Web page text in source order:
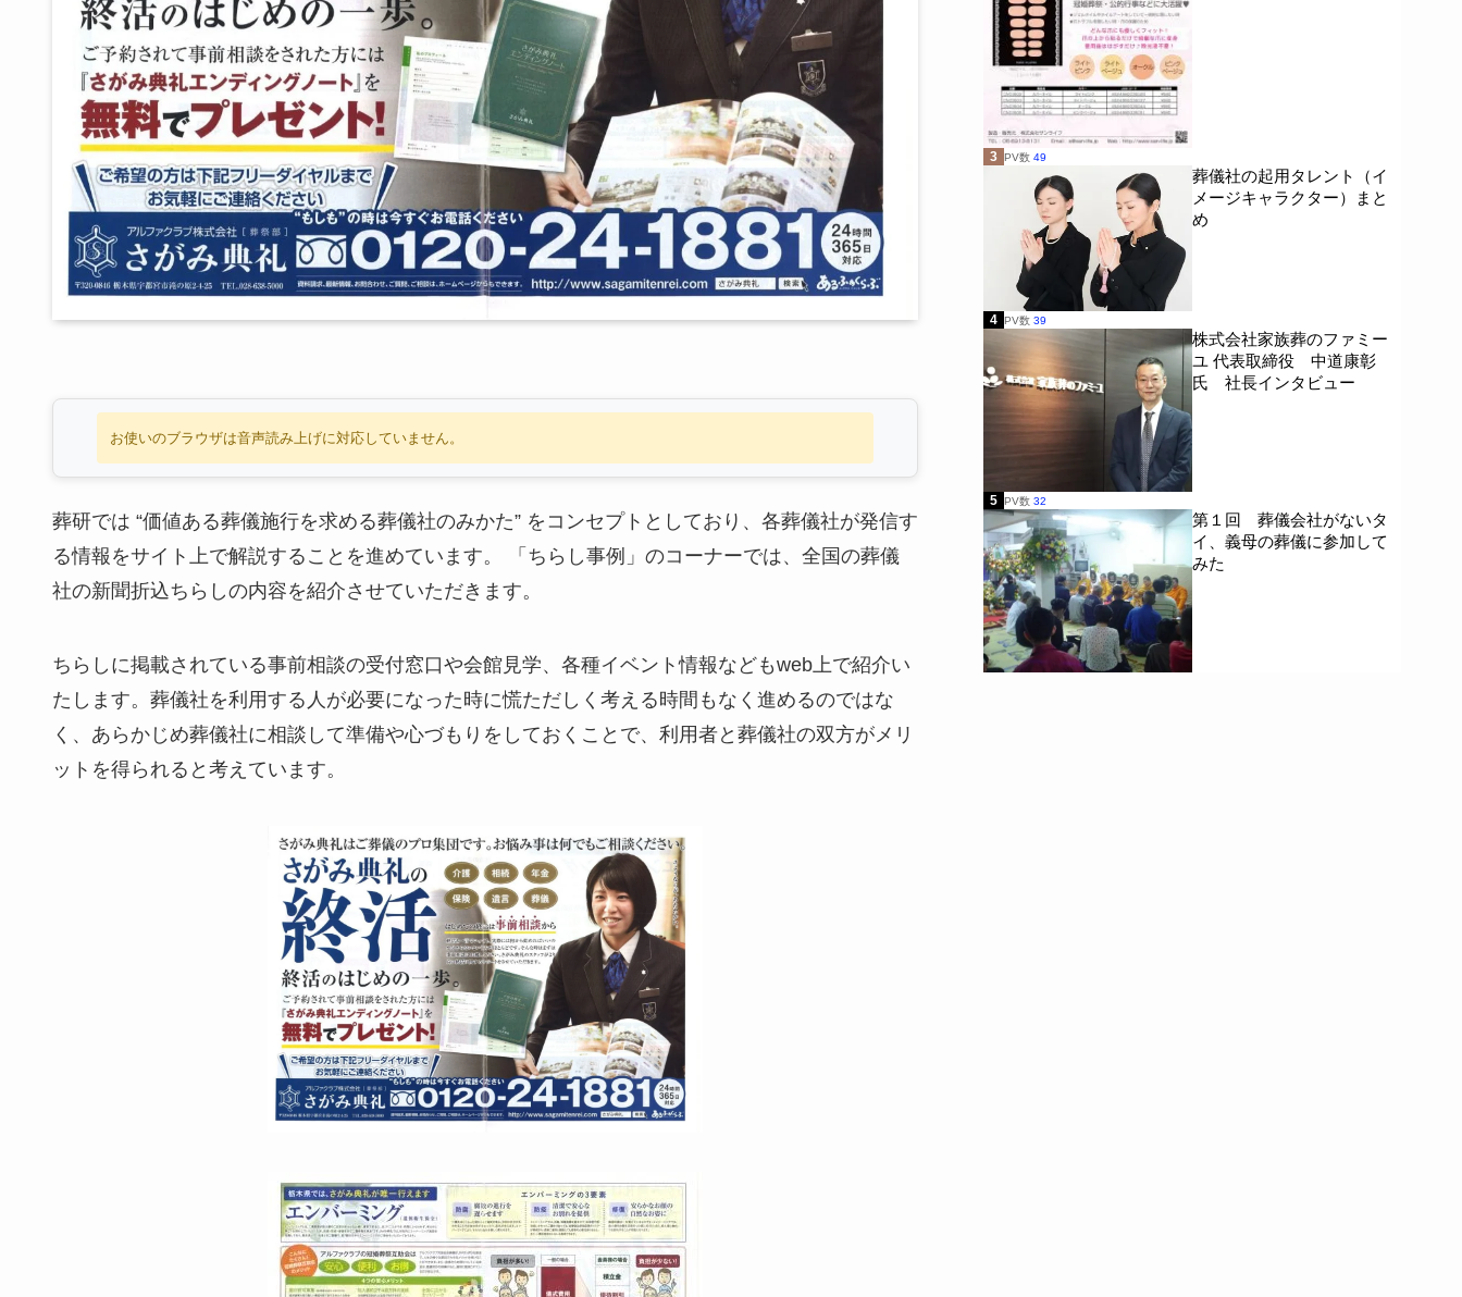
お使いのブラウザは音声読み上げに対応していません。
葬研では “価値ある葬儀施行を求める葬儀社のみかた” をコンセプトとしており、各葬儀社が発信す
る情報をサイト上で解説することを進めています。 「ちらし事例」のコーナーでは、全国の葬儀
社の新聞折込ちらしの内容を紹介させていただきます。
ちらしに掲載されている事前相談の受付窓口や会館見学、各種イベント情報などもweb上で紹介い
たします。葬儀社を利用する人が必要になった時に慌ただしく考える時間もなく進めるのではな
く、あらかじめ葬儀社に相談して準備や心づもりをしておくことで、利用者と葬儀社の双方がメリ
ットを得られると考えています。
3 PV数 49
葬儀社の起用タレント（イ
メージキャラクター）まと
め
4 PV数 39
株式会社家族葬のファミー
ユ 代表取締役 中道康彰
氏 社長インタビュー
5 PV数 32
第１回 葬儀会社がないタ
イ、義母の葬儀に参加して
みた